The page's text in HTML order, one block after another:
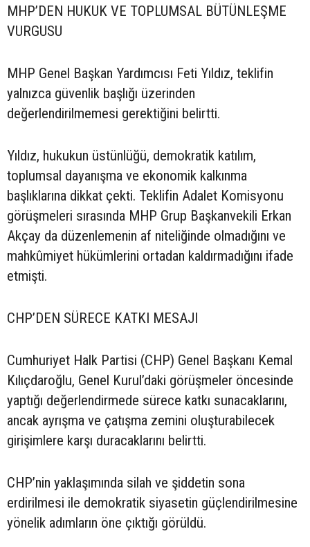
MHP’DEN HUKUK VE TOPLUMSAL BÜTÜNLEŞME
VURGUSU
MHP Genel Başkan Yardımcısı Feti Yıldız, teklifin
yalnızca güvenlik başlığı üzerinden
değerlendirilmemesi gerektiğini belirtti.
Yıldız, hukukun üstünlüğü, demokratik katılım,
toplumsal dayanışma ve ekonomik kalkınma
başlıklarına dikkat çekti. Teklifin Adalet Komisyonu
görüşmeleri sırasında MHP Grup Başkanvekili Erkan
Akçay da düzenlemenin af niteliğinde olmadığını ve
mahkûmiyet hükümlerini ortadan kaldırmadığını ifade
etmişti.
CHP’DEN SÜRECE KATKI MESAJI
Cumhuriyet Halk Partisi (CHP) Genel Başkanı Kemal
Kılıçdaroğlu, Genel Kurul’daki görüşmeler öncesinde
yaptığı değerlendirmede sürece katkı sunacaklarını,
ancak ayrışma ve çatışma zemini oluşturabilecek
girişimlere karşı duracaklarını belirtti.
CHP’nin yaklaşımında silah ve şiddetin sona
erdirilmesi ile demokratik siyasetin güçlendirilmesine
yönelik adımların öne çıktığı görüldü.